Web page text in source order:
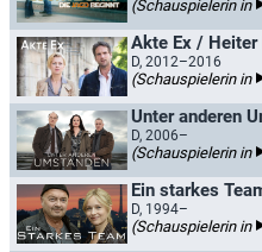
(Schauspielerin in
Akte Ex /
D, 2012–2016
(Schauspielerin in
Unter anderen
D, 2006–
(Schauspielerin in
Ein starkes
D, 1994–
(Schauspielerin in